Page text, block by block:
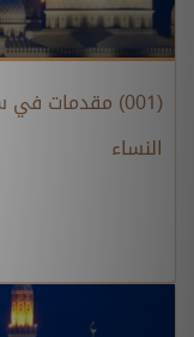
(001) مقدمات
النساء